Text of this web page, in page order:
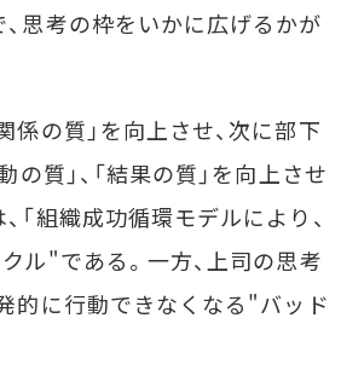
思考の枠をいかに広げるかが
の質」を向上させ、次に部下
質」、「結果の質」を向上させ
組織成功循環モデルにより、
ル"である。一方、上司の思考
的に行動できなくなる"バッド